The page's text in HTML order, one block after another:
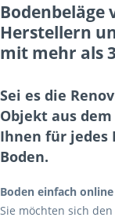
Bodenbeläge
Herstellern
mit mehr als
Sei es die
Objekt aus
Ihnen für jedes
Boden.
Boden einfach
Sie möchten sich